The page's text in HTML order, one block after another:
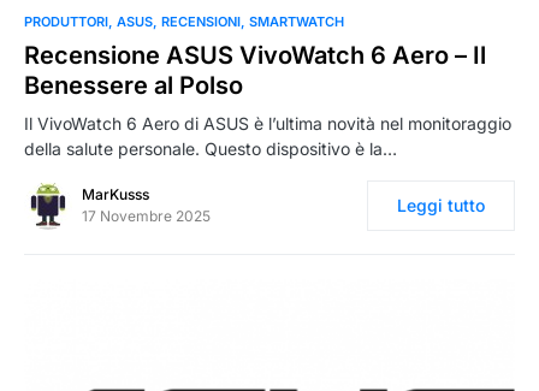
0
PRODUTTORI ASUS RECENSIONI SMARTWATCH
Recensione ASUS VivoWatch 6 Aero – Il
Benessere al Polso
Il VivoWatch 6 Aero di ASUS è l’ultima novità nel monitoraggio
della salute personale. Questo dispositivo è la…
MarKusss
17 Novembre 2025
Leggi tutto